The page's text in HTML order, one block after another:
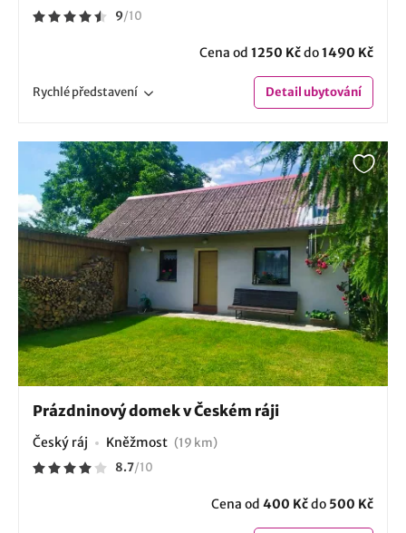
9/10
Cena od 1250 Kčdo1490 Kč
Rychlépředstavení Detailubytování
Prázdninový domek v Českém ráji
Český ráj Kněžmost (19 km)
8.7/10
Cena od 400 Kčdo 500 Kč